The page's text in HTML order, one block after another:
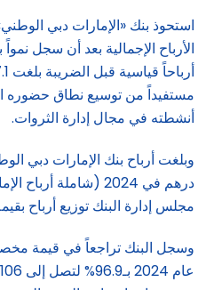
استحوذ بنك «الإمارات دبي
مستفيداً من توسيع نطاق حضوره
أنشطته في مجال إدارة الثروات.
درهم في 2024 (شاملة
مجلس إدارة البنك توزيع أرباح بقيمة 100 فلس
وسجل البنك تراجعاً في قيمة